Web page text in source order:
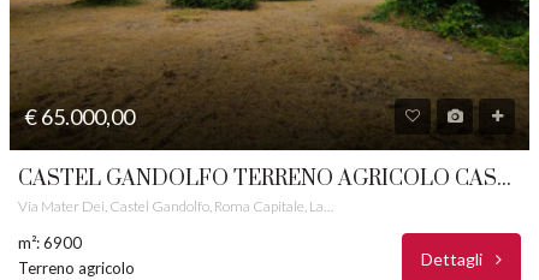
€ 65.000,00
CASTEL GANDOLFO TERRENO AGRICOLO CASTELLI ROMANI RIF. 25
Via Mater Dei, Castel Gandolfo, Roma Capitale, Lazio, 00073, Italia
m²: 6900
Terreno agricolo
Dettagli